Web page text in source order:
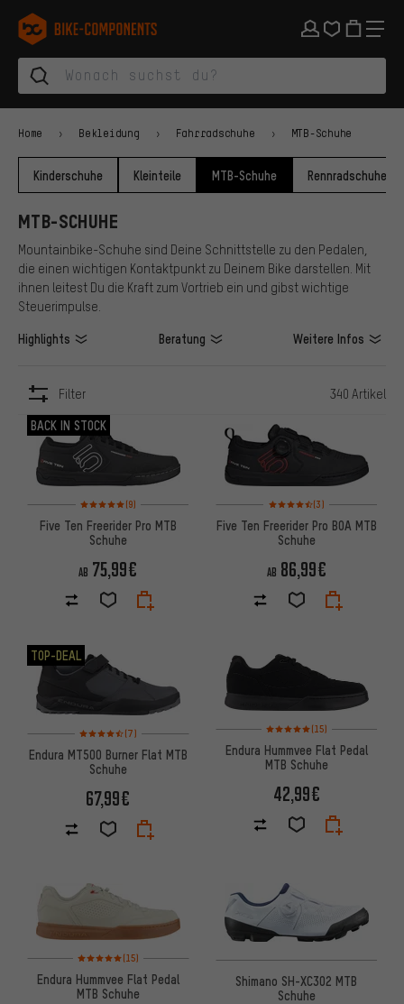
Zur Hauptnavigation springen
Zur Kategorienavigation springen
Zum Inhalt springen
Zu Marken und Newsletter springen
Zur Fußzeile springen
bike-components.de Startseite
Home Bekleidung Fahrradschuhe MTB-Schuhe
Kinderschuhe Kleinteile MTB-Schuhe Rennradschuhe
MTB-SCHUHE
Mountainbike-Schuhe sind Deine Schnittstelle zu den Pedalen,
die einen wichtigen Kontaktpunkt zu Deinem Bike darstellen. Mit
ihnen leitest Du die Kraft zum Vortrieb ein und gibst wichtige
Steuerimpulse.
Highlights Beratung Weitere Infos
Filter 340 Artikel
ARTIKEL
BACK IN STOCK
Bewertungen: 5 von 5 basierend auf 9 Bewertungen
(9)
Five Ten Freerider Pro MTB
Schuhe
AB 75,99€
Bewertungen: 4,5 von 5
(3)
Five Ten Freerider Pro BOA MTB
Schuhe
AB 86,99€
TOP-DEAL
Bewertungen: 4,5 von 5 basierend auf 7 Bewertungen
(7)
Endura MT500 Burner Flat MTB
Schuhe
67,99€
Bewertungen: 5 von 5
(15)
Endura Hummvee Flat Pedal
MTB Schuhe
42,99€
Bewertungen: 5 von 5 basierend auf 15 Bewertungen
(15)
Endura Hummvee Flat Pedal
MTB Schuhe
Shimano SH-XC302 MTB
Schuhe